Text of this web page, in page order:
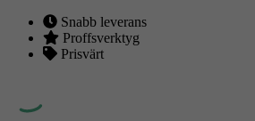
Snabb leverans
Proffsverktyg
Prisvärt